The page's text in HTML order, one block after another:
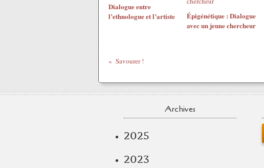
Dialogue entre
l’ethnologue et l’artiste
Épigénétique : Dialogue
avec un jeune chercheur
Savourer !
Archives
2025
2023